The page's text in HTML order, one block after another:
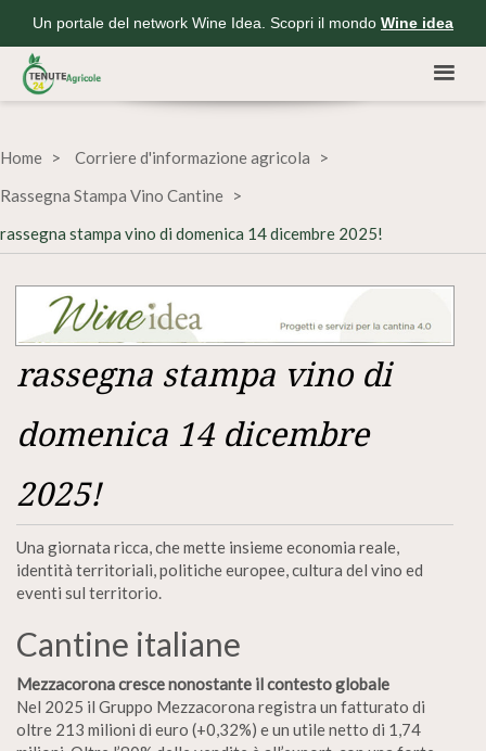
Un portale del network Wine Idea. Scopri il mondo Wine idea
Home
Corriere d'informazione agricola
Rassegna Stampa Vino Cantine
rassegna stampa vino di domenica 14 dicembre 2025!
rassegna stampa vino di
domenica 14 dicembre
2025!
Una giornata ricca, che mette insieme economia reale,
identità territoriali, politiche europee, cultura del vino ed
eventi sul territorio.
Cantine italiane
Mezzacorona cresce nonostante il contesto globale
Nel 2025 il Gruppo Mezzacorona registra un fatturato di
oltre 213 milioni di euro (+0,32%) e un utile netto di 1,74